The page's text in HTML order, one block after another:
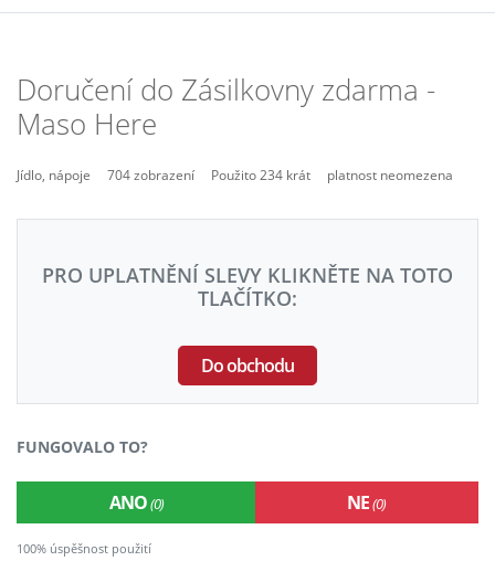
Doručení do Zásilkovny zdarma -
Maso Here
Jídlo, nápoje 704 zobrazení Použito 234 krát platnost neomezena
PRO UPLATNĚNÍ SLEVY KLIKNĚTE NA TOTO
TLAČÍTKO:
Do obchodu
FUNGOVALO TO?
ANO(0) NE(0)
100% úspěšnost použití